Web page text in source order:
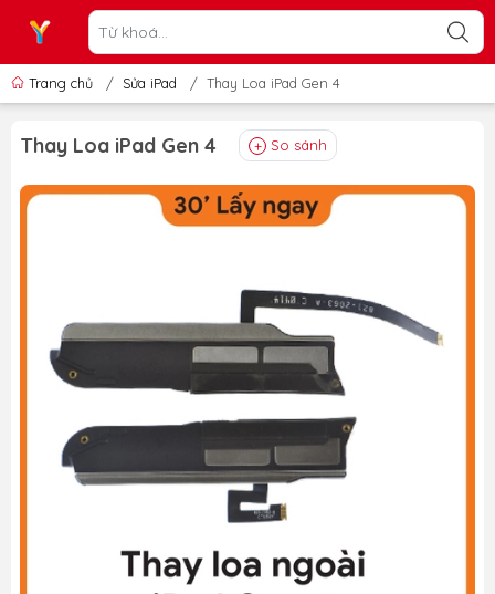
Trang chủ / Sửa iPad / Thay Loa iPad Gen 4
Thay Loa iPad Gen 4 So sánh